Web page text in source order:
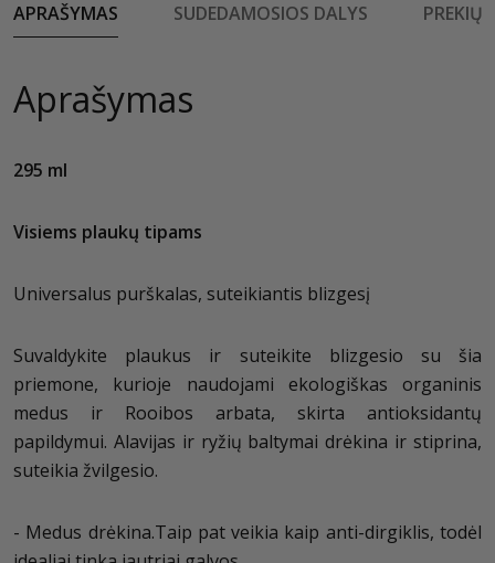
APRAŠYMAS SUDEDAMOSIOS DALYS PREKIŲ
Aprašymas
295 ml
Visiems plaukų tipams
Universalus purškalas, suteikiantis blizgesį
Suvaldykite plaukus ir suteikite blizgesio su šia
priemone, kurioje naudojami ekologiškas organinis
medus ir Rooibos arbata, skirta antioksidantų
papildymui. Alavijas ir ryžių baltymai drėkina ir stiprina,
suteikia žvilgesio.
- Medus drėkina.Taip pat veikia kaip anti-dirgiklis, todėl